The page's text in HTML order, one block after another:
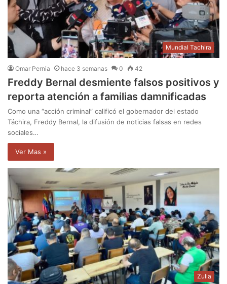
Mundial Tachira
Omar Pernia hace 3 semanas 0 42
Freddy Bernal desmiente falsos positivos y
reporta atención a familias damnificadas
Como una “acción criminal” calificó el gobernador del estado
Táchira, Freddy Bernal, la difusión de noticias falsas en redes
sociales…
Ver Mas »
Zulia